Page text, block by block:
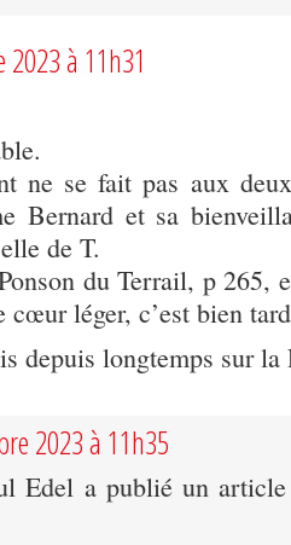
à 11h31
ne se fait pas aux
Bernard et sa
de T.
du Terrail, p 265,
cœur léger, c’est bien
depuis longtemps sur la
2023 à 11h35
Edel a publié un